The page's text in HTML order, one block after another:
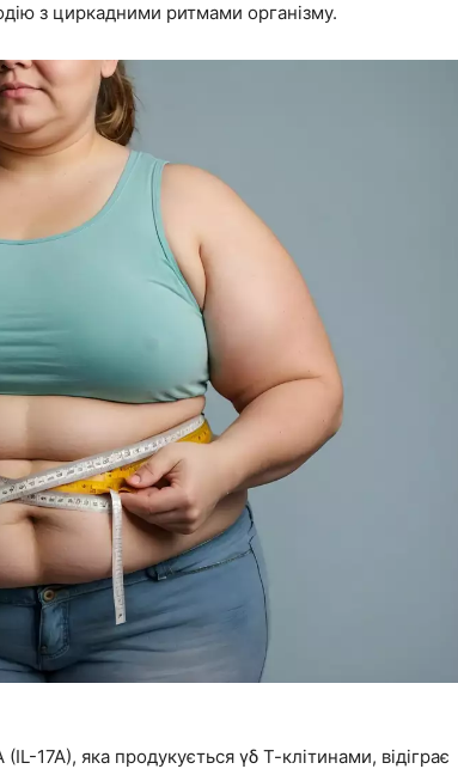
з циркадними ритмами організму.
17A), яка продукується γδ Т-клітинами, відіграє